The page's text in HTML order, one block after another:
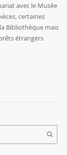
avec le Musée
certaines
Bibliothèque mais
étrangers